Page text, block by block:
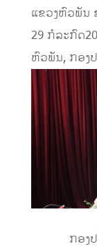
ແຂວງຫົວພັນ
29 ກໍລະກົດ
ຫົວພັນ, ກອງ
ກອງ